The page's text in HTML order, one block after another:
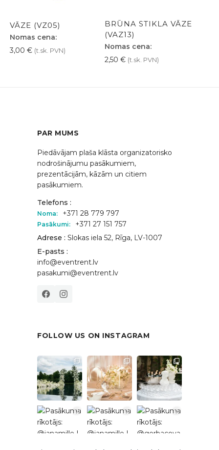
VĀZE (VZ05)
Nomas cena:
3,00 € (t.sk. PVN)
BRŪNA STIKLA VĀZE
(VAZ13)
Nomas cena:
2,50 € (t.sk. PVN)
PAR MUMS
Piedāvājam plaša klāsta organizatorisko
nodrošinājumu pasākumiem,
prezentācijām, kāzām un citiem
pasākumiem.
Telefons :
Noma: +371 28 779 797
Pasākumi:
+371 27 151 757
Adrese : Slokas iela 52, Rīga, LV-1007
E-pasts :
info@eventrent.lv
pasakumi@eventrent.lv
FOLLOW US ON INSTAGRAM